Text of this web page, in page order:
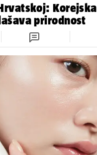
Korejska
prirodnost